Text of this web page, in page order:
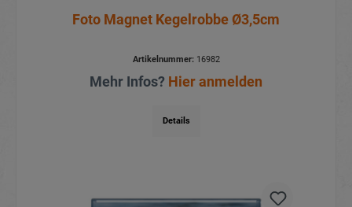
Foto Magnet Kegelrobbe Ø3,5cm
Artikelnummer:16982
Mehr Infos? Hier anmelden
Details